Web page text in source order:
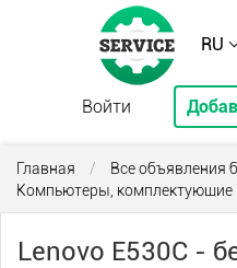
RU
Войти
Главная / Все объявления
Компьютеры, комплектующие
Lenovo E530C -